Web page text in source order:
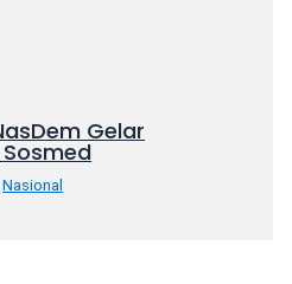
Gelar
Nasional